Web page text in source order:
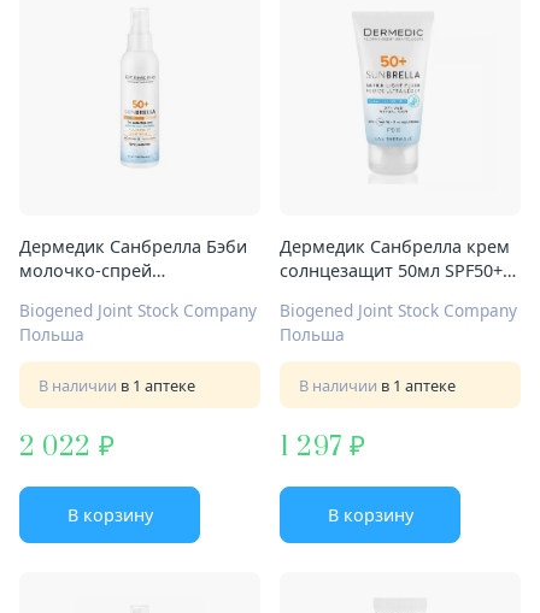
Дермедик Санбрелла Бэби
молочко-спрей
Biogened Joint Stock Company
Польша
В наличии в 1 аптеке
2 022
В корзину
Дермедик Санбрелла крем
солнцезащит 50мл SPF50+
Biogened Joint Stock Company
Польша
В наличии в 1 аптеке
1 297
В корзину